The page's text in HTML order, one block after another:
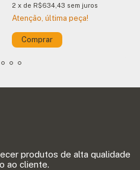
2 x de R$634,43 sem juros
Atenção, última peça!
Comprar
produtos de alta qualidade
ao cliente.